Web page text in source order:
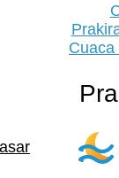
Cuaca